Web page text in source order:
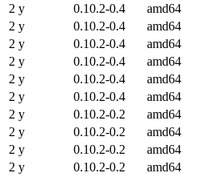
2 y
0.10.2-0.4 amd64
2 y
0.10.2-0.4 amd64
2 y
0.10.2-0.4 amd64
2 y
0.10.2-0.4 amd64
2 y
0.10.2-0.4 amd64
2 y
0.10.2-0.4 amd64
2 y
0.10.2-0.2 amd64
2 y
0.10.2-0.2 amd64
2 y
0.10.2-0.2 amd64
2 y
0.10.2-0.2 amd64